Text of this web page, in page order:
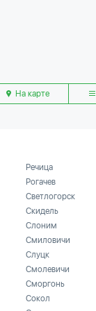
На карте
Речица
Рогачев
Светлогорск
Скидель
Слоним
Смиловичи
Слуцк
Смолевичи
Сморгонь
Сокол